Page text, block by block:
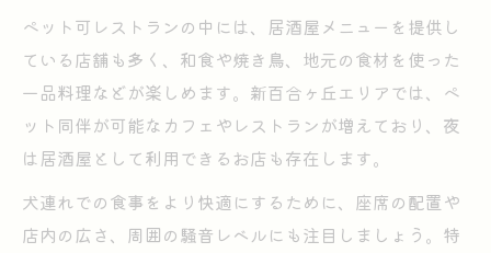
ペット可レストランの中には、居酒屋メニューを提供し
ている店舗も多く、和食や焼き鳥、地元の食材を使った
一品料理などが楽しめます。新百合ヶ丘エリアでは、ペ
ット同伴が可能なカフェやレストランが増えており、夜
は居酒屋として利用できるお店も存在します。
犬連れでの食事をより快適にするために、座席の配置や
店内の広さ、周囲の騒音レベルにも注目しましょう。特